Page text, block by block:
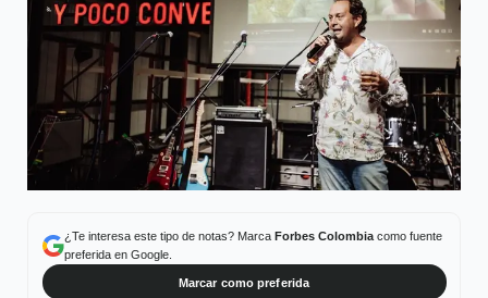
¿Te interesa este tipo de notas? Marca Forbes Colombiacomo fuente
preferida en Google.
Marcar como preferida